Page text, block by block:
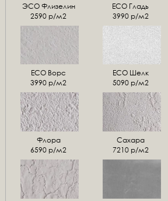
ЭСО Флизелин
2590 р/м2
ЕСО Гладь
3990 р/м2
ЕСО Ворс
3990 р/м2
ЕСО Шелк
5090 р/м2
Флора
6590 р/м2
Сахара
7210 р/м2